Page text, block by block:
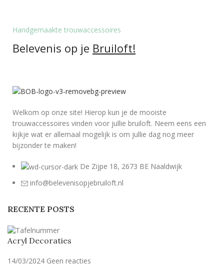
Handgemaakte trouwaccessoires
Belevenis op je Bruiloft!
Welkom op onze site! Hierop kun je de mooiste
trouwaccessoires vinden voor jullie bruiloft. Neem eens een
kijkje wat er allemaal mogelijk is om jullie dag nog meer
bijzonder te maken!
De Zijpe 18, 2673 BE Naaldwijk
info@belevenisopjebruiloft.nl
RECENTE POSTS
Acryl Decoraties
14/03/2024 Geen reacties